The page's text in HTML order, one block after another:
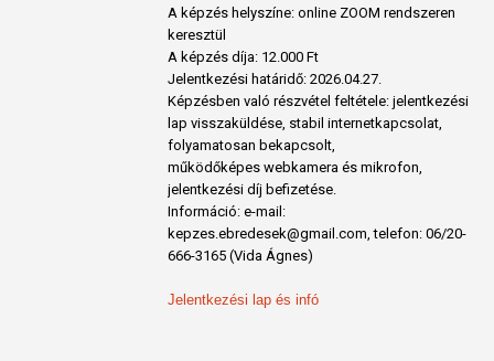
A képzés helyszíne: online ZOOM rendszeren
keresztül
A képzés díja: 12.000 Ft
Jelentkezési határidő: 2026.04.27.
Képzésben való részvétel feltétele: jelentkezési
lap visszaküldése, stabil internetkapcsolat,
folyamatosan bekapcsolt,
működőképes webkamera és mikrofon,
jelentkezési díj befizetése.
Információ: e-mail:
kepzes.ebredesek@gmail.com, telefon: 06/20-
666-3165 (Vida Ágnes)
Jelentkezési lap és infó